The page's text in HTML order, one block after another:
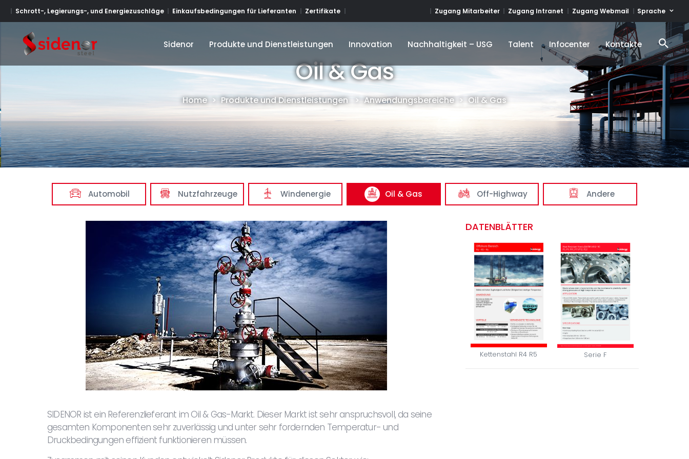
Schrott-, Legierungs-, und Energiezuschläge Einkaufsbedingungen für Lieferanten Zertifikate Zugang Mitarbeiter Zugang Intranet Zugang Webmail Sprache
Sidenor
Produkte und Dienstleistungen
Innovation
Nachhaltigkeit – USG
Talent
Infocenter
Infocenter
Kontakte
Kontakte
Oil & Gas
Home > Produkte und Dienstleistungen > Anwendungsbereiche > Oil & Gas
Automobil Nutzfahrzeuge Windenergie Oil & Gas Off-Highway Andere
SIDENOR ist ein Referenzlieferant im Oil & Gas-Markt. Dieser Markt ist sehr anspruchsvoll, da seine
gesamten Komponenten sehr zuverlässig und unter sehr fordernden Temperatur- und
Druckbedingungen effizient funktionieren müssen.
DATENBLÄTTER
Kettenstahl R4 R5 Serie F